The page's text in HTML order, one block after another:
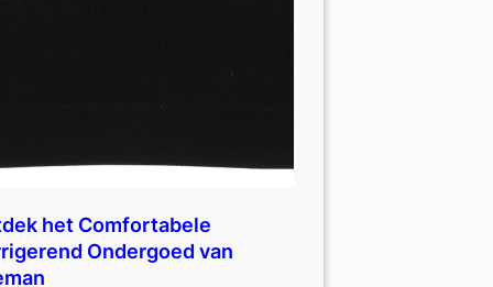
het Comfortabele
Ondergoed van